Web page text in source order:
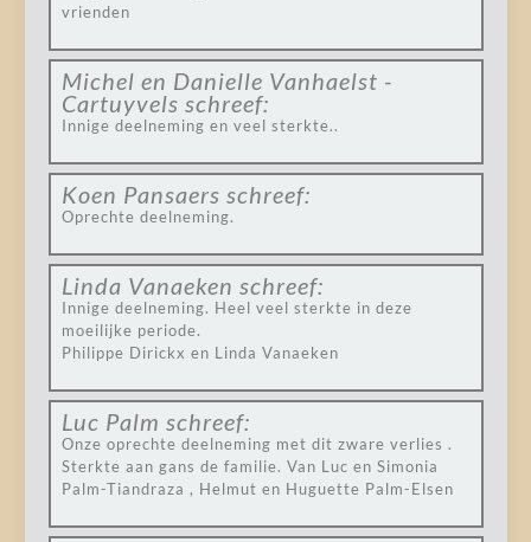
vrienden
Michel en Danielle Vanhaelst -
Cartuyvels schreef:
Innige deelneming en veel sterkte..
Koen Pansaers schreef:
Oprechte deelneming.
Linda Vanaeken schreef:
Innige deelneming. Heel veel sterkte in deze
moeilijke periode.
Philippe Dirickx en Linda Vanaeken
Luc Palm schreef:
Onze oprechte deelneming met dit zware verlies .
Sterkte aan gans de familie. Van Luc en Simonia
Palm-Tiandraza , Helmut en Huguette Palm-Elsen